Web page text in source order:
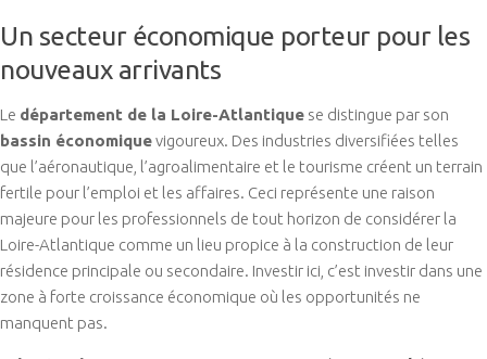
Un secteur économique porteur pour les
nouveaux arrivants
Le département de la Loire-Atlantique se distingue par son
bassin économiquevigoureux. Des industries diversifiées telles
que l’aéronautique, l’agroalimentaire et le tourisme créent un terrain
fertile pour l’emploi et les affaires. Ceci représente une raison
majeure pour les professionnels de tout horizon de considérer la
Loire-Atlantique comme un lieu propice à la construction de leur
résidence principale ou secondaire. Investir ici, c’est investir dans une
zone à forte croissance économique où les opportunités ne
manquent pas.